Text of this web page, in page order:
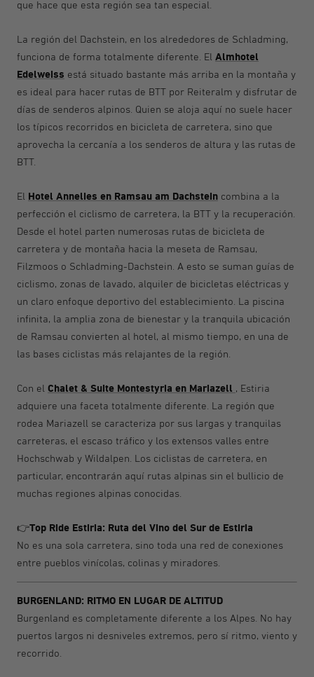
que hace que esta región sea tan especial.
La región del Dachstein, en los alrededores de Schladming,
funciona de forma totalmente diferente. El Almhotel
Edelweiss está situado bastante más arriba en la montaña y
es ideal para hacer rutas de BTT por Reiteralm y disfrutar de
días de senderos alpinos. Quien se aloja aquí no suele hacer
los típicos recorridos en bicicleta de carretera, sino que
aprovecha la cercanía a los senderos de altura y las rutas de
BTT.
El Hotel Annelies en Ramsau am Dachstein combina a la
perfección el ciclismo de carretera, la BTT y la recuperación.
Desde el hotel parten numerosas rutas de bicicleta de
carretera y de montaña hacia la meseta de Ramsau,
Filzmoos o Schladming-Dachstein. A esto se suman guías de
ciclismo, zonas de lavado, alquiler de bicicletas eléctricas y
un claro enfoque deportivo del establecimiento. La piscina
infinita, la amplia zona de bienestar y la tranquila ubicación
de Ramsau convierten al hotel, al mismo tiempo, en una de
las bases ciclistas más relajantes de la región.
Con el Chalet & Suite Montestyria en Mariazell , Estiria
adquiere una faceta totalmente diferente. La región que
rodea Mariazell se caracteriza por sus largas y tranquilas
carreteras, el escaso tráfico y los extensos valles entre
Hochschwab y Wildalpen. Los ciclistas de carretera, en
particular, encontrarán aquí rutas alpinas sin el bullicio de
muchas regiones alpinas conocidas.
👉Top Ride Estiria: Ruta del Vino del Sur de Estiria
No es una sola carretera, sino toda una red de conexiones
entre pueblos vinícolas, colinas y miradores.
BURGENLAND: RITMO EN LUGAR DE ALTITUD
Burgenland es completamente diferente a los Alpes. No hay
puertos largos ni desniveles extremos, pero sí ritmo, viento y
recorrido.